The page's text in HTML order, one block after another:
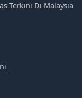
Terkini Di Malaysia